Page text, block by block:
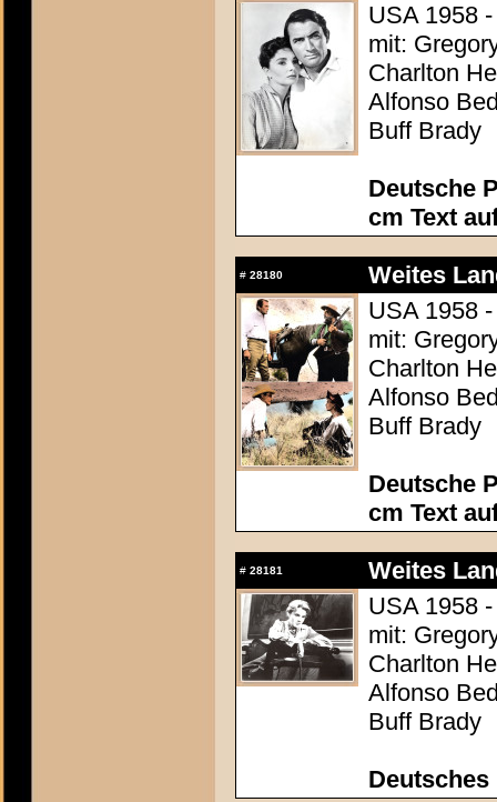
USA 1958
mit:
Charlton
Alfonso
Buff Brady
Deutsche
cm Text
# 28180
Weites
USA 1958
mit:
Charlton
Alfonso
Buff Brady
Deutsche
cm Text
# 28181
Weites
USA 1958
mit:
Charlton
Alfonso
Buff Brady